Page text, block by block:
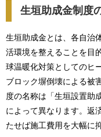
生垣助成金制度
生垣助成金とは、各自治
活環境を整えることを目
球温暖化対策としてのヒ
ブロック塀倒壊による被
度の名称は「生垣設置助
によって異なります。返
たせば施工費用を大幅に